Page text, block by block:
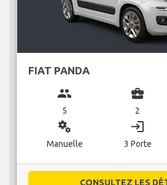
FIAT PANDA
group
5
business_center
2
miscellaneous_services
Manuelle
login
3 Porte
CONSULTEZ LES